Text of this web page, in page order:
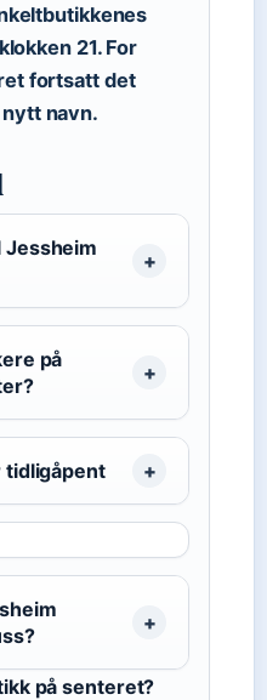
21. For
fortsatt det
navn.
Jessheim
på
tidligåpent
på senteret?